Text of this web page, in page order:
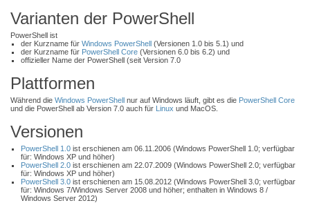
Varianten der PowerShell
PowerShell ist
der Kurzname für Windows PowerShell (Versionen 1.0 bis 5.1) und
der Kurzname für PowerShell Core (Versionen 6.0 bis 6.2) und
offizieller Name der PowerShell (seit Version 7.0
Plattformen
Während die Windows PowerShell nur auf Windows läuft, gibt es die PowerShell Core
und die PowerShell ab Version 7.0 auch für Linux und MacOS.
Versionen
PowerShell 1.0 ist erschienen am 06.11.2006 (Windows PowerShell 1.0; verfügbar
für: Windows XP und höher)
PowerShell 2.0 ist erschienen am 22.07.2009 (Windows PowerShell 2.0; verfügbar
für: Windows XP und höher)
PowerShell 3.0 ist erschienen am 15.08.2012 (Windows PowerShell 3.0; verfügbar
für: Windows 7/Windows Server 2008 und höher; enthalten in Windows 8 /
Windows Server 2012)